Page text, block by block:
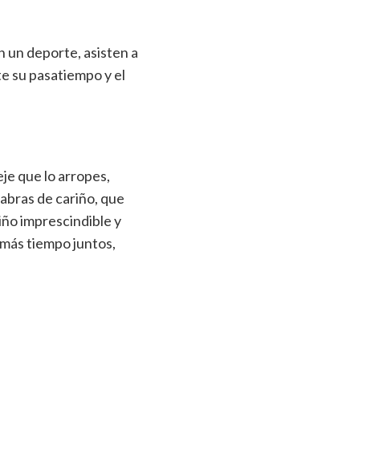
un deporte, asisten a
su pasatiempo y el
que lo arropes,
de cariño, que
imprescindible y
tiempo juntos,